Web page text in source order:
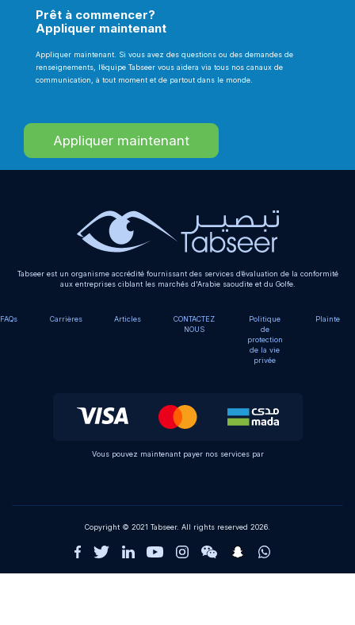
Prêt à commencer?
Appliquer maintenant
Appliquer maintenant. Si vous avez des questions ou des demandes de
renseignements, l’équipe Tabseer vous aidera via tous nos canaux de
communication, à tout moment et de partout dans le monde.
Appliquer maintenant
Tabseer est un organisme accrédité fournissant des services d’évaluation de la conformité
aux entreprises ciblant les marchés d'Arabie saoudite et du Golfe.
FAQs Carrières Articles
CONTACTEZ
NOUS
Politique
de
protection
de la vie
privée
Plainte
Vous pouvez maintenant payer nos services par
Copyright © 2021 Tabseer. All rights reserved 2026.